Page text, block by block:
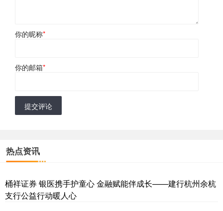
你的昵称*
你的邮箱*
提交评论
热点资讯
桶祥证券 银医携手护童心 金融赋能伴成长——建行杭州余杭
支行公益行动暖人心